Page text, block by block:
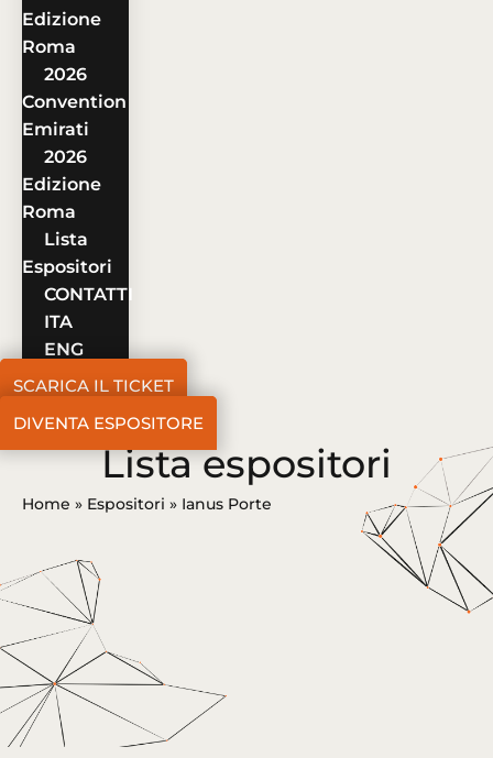
Edizione
Roma
2026
Convention
Emirati
2026
Edizione
Roma
Lista
Espositori
CONTATTI
ITA
ENG
SCARICA IL TICKET
DIVENTA ESPOSITORE
Lista espositori
Home » Espositori » Ianus Porte